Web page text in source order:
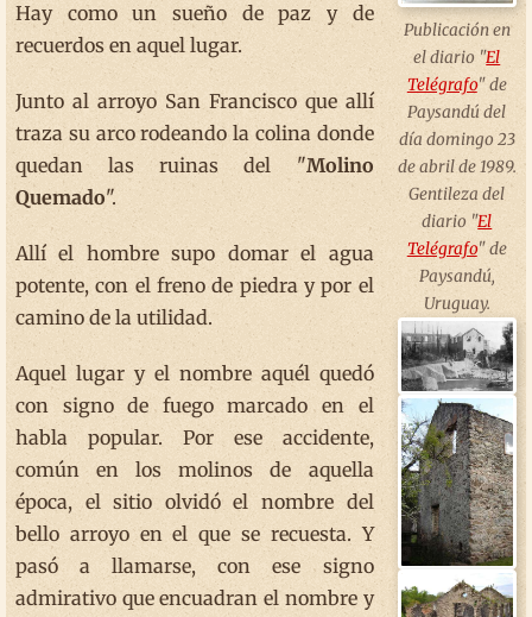
Hay como un sueño de paz y de
recuerdos en aquel lugar.
Junto al arroyo San Francisco que allí
traza su arco rodeando la colina donde
quedan las ruinas del "Molino
Quemado".
Allí el hombre supo domar el agua
potente, con el freno de piedra y por el
camino de la utilidad.
Aquel lugar y el nombre aquél quedó
con signo de fuego marcado en el
habla popular. Por ese accidente,
común en los molinos de aquella
época, el sitio olvidó el nombre del
bello arroyo en el que se recuesta. Y
pasó a llamarse, con ese signo
admirativo que encuadran el nombre y
Publicación en
el diario "El
Telégrafo" de
Paysandú del
día domingo 23
de abril de 1989.
Gentileza del
diario "El
Telégrafo" de
Paysandú,
Uruguay.